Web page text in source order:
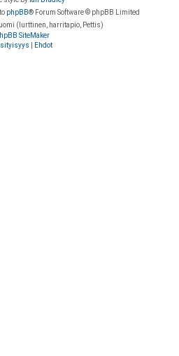
phpBB® Forum Software © phpBB Limited
(lurttinen, harritapio, Pettis)
SiteMaker
Ehdot